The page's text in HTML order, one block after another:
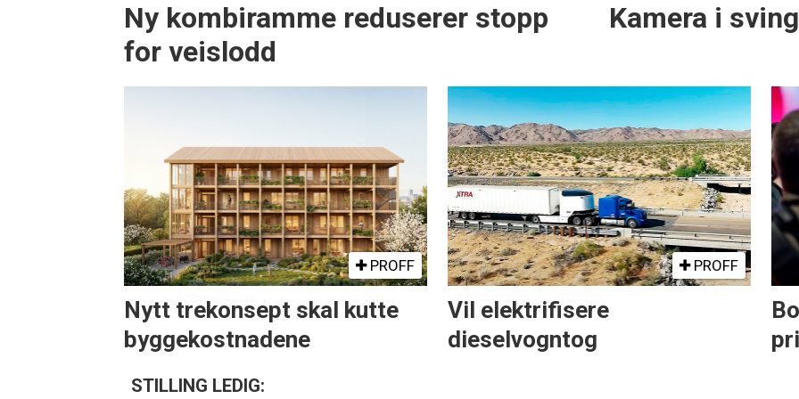
Ny kombiramme reduserer stopp
for veislodd
Kamera i
PROFF
Nytt trekonsept skal kutte
byggekostnadene
PROFF
Vil elektrifisere
dieselvogntog
STILLING LEDIG: